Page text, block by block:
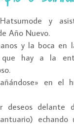
y
Año Nuevo.
y la boca en
que hay a la
en el
deseos delante
echando